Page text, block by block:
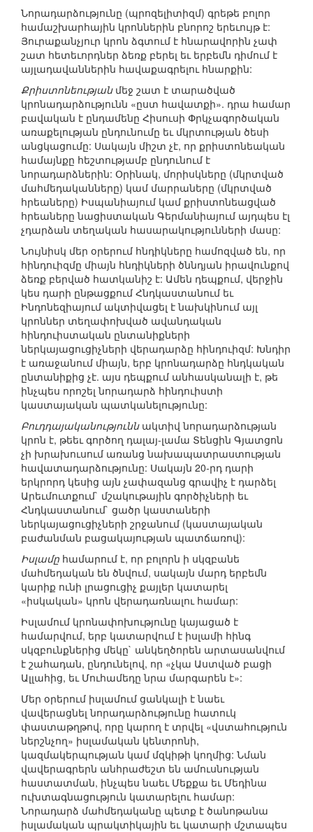
Նորադարձությունը (պրոզելիտիզմ) գրեթե բոլոր
համաշխարհային կրոններին բնորոշ երեւույթ է:
Յուրաքանչյուր կրոն ձգտում է հնարավորին չափ
շատ հետեւորդներ ձեռք բերել եւ երբեմն դիմում է
այլադավաններին հավաքագրելու հնարքին:
Քրիստոնեությանմեջ շատ է տարածված
կրոնադարձությունն «ըստ հավատքի». դրա համար
բավական է ընդամենը Հիսուսի Փրկչագործական
առաքելության ընդունումը եւ մկրտության ծեսի
անցկացումը: Սակայն միշտ չէ, որ քրիստոնեական
համայնքը հեշտությամբ ընդունում է
նորադարձներին: Օրինակ, մորիսկները (մկրտված
մահմեդականները) կամ մարրաները (մկրտված
հրեաները) Իսպանիայում կամ քրիստոնեացված
հրեաները նացիստական Գերմանիայում այդպես էլ
չդարձան տեղական հասարակությունների մասը:
Նույնիսկ մեր օրերում հնդիկները համոզված են, որ
հինդուիզմը միայն հնդիկների ծննդյան իրավունքով
ձեռք բերված հատկանիշ է: Ամեն դեպքում, վերջին
կես դարի ընթացքում Հնդկաստանում եւ
Ինդոնեզիայում ակտիվացել է նախկինում այլ
կրոններ տեղափոխված ավանդական
հինդուիստական ընտանիքների
ներկայացուցիչների վերադարձը հինդուիզմ: Խնդիր
է առաջանում միայն, երբ կրոնադարձը հնդկական
ընտանիքից չէ. այս դեպքում անհասկանալի է, թե
ինչպես որոշել նորադարձ հինդուիստի
կաստայական պատկանելությունը:
Բուդդայականություննակտիվ նորադարձության
կրոն է, թեեւ գործող դալայ-լամա Տենցին Գյատցոն
չի խրախուսում առանց նախապատրաստության
հավատադարձությունը: Սակայն 20-րդ դարի
երկրորդ կեսից այն չափազանց գրավիչ է դարձել
Արեւմուտքում` մշակութային գործիչների եւ
Հնդկաստանում` ցածր կաստաների
ներկայացուցիչների շրջանում (կաստայական
բաժանման բացակայության պատճառով):
Իսլամը համարում է, որ բոլորն ի սկզբանե
մահմեդական են ծնվում, սակայն մարդ երբեմն
կարիք ունի լրացուցիչ քայլեր կատարել
«իսկական» կրոն վերադառնալու համար:
Իսլամում կրոնափոխությունը կայացած է
համարվում, երբ կատարվում է իսլամի հինգ
սկզբունքներից մեկը` անկեղծորեն արտասանվում
է շահադան, ընդունելով, որ «չկա Աստված բացի
Ալլահից, եւ Մուհամեդը նրա մարգարեն է»:
Մեր օրերում իսլամում ցանկալի է նաեւ
վավերացնել նորադարձությունը հատուկ
փաստաթղթով, որը կարող է տրվել «վստահություն
ներշնչող» իսլամական կենտրոնի,
կազմակերպության կամ մզկիթի կողմից: Նման
վավերագրերն անհրաժեշտ են ամուսնության
հաստատման, ինչպես նաեւ Մեքքա եւ Մեդինա
ուխտագնացություն կատարելու համար:
Նորադարձ մահմեդականը պետք է ծանոթանա
իսլամական պրակտիկային եւ կատարի մշտապես